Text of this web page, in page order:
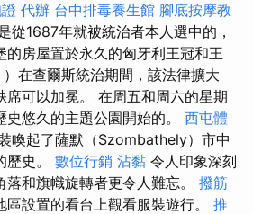
代辦 台中排毒養生館 腳底按摩教
從1687年就被統治者本人選中的，
的房屋置於永久的匈牙利王冠和王
）在查爾斯統治期間，該法律擴大
席可以加冕。 在周五和周六的星期
悠久的主題公園開始的。 西屯體
喚起了薩默（Szombathely）市中
史。 數位行銷 沾黏 令人印象深刻
和旗幟旋轉者更令人難忘。 撥筋
設置的看台上觀看服裝遊行。 推